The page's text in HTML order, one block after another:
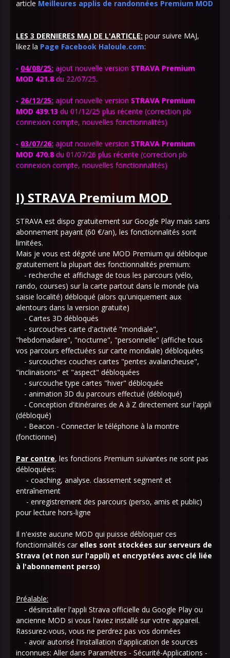
article Meilleures applis de randonnées Premium MOD
LES 3 DERNIERES MAJ DE L'ARTICLE: pour suivre MAJ,
likez la Page Facebook Haloule.com:
- 04/08/25: ajout nouvelle version STRAVA Premium
MOD 421.8 du 22/07/25.
- 26/12/25: ajout nouvelle version STRAVA Premium
MOD 439.13 du 01/12/25 plus récente (correction pb
connexion compte, nouvelles fonctionnalités)
- 03/07/26: ajout nouvelle version STRAVA Premium
MOD 470.8 du 01/07/26 plus récente (correction pb
connexion compte, nouvelles fonctionnalités)
I) STRAVA Premium MOD
STRAVA est dispo gratuitement sur Google Play mais sans
abonnement payant (60 €/an), les fonctionnalités sont
limitées.
Mais je vous est dégoté une MOD Premium qui débloque
gratuitement la plupart des fonctionnalités premium:
- recherche et affichage de tous les parcours (vélo,
rando, courses) sur la carte partout dans le monde (via
saisie localité) débloqué (alors qu'uniquement aux
alentours dans la version gratuite)
- Cartes 3D débloqués
- surcouches carte d'activité "mondiale",
"hebdomadaire", "nocturne", "personnelle" (affiche tous
vos parcours effectuées sur carte mondiale) débloquées
- surcouches couches cartes "pentes avalancheuse",
"inclinaisons" et "aspect" débloquées
- surcouche type cartes "hiver" débloquée
- animation 3D du parcours effectué (débloqué)
- Conception d'itinéraires de A à Z directement sur l'appli
(débloqué)
- Beacon - Connecter le téléphone à la montre
(fonctionne)
Par contre, les fonctions Premium suivantes ne sont pas
débloquées:
- coaching, analyse. classement segment et
entraînement
- enregistrement des parcours (perso, amis et public)
pour lecture hors-ligne
Il n'existe aucune MOD qui puisse débloquer ces
fonctionnalités car elles sont stockées sur serveurs de
Strava (et non sur l'appli) et encryptées avec clé liée
à l'abonnement perso)
Préalable:
- désinstaller l'appli Strava officielle du Google Play ou
ancienne MOD si vous l'aviez installé sur votre appareil.
Rassurez-vous, vous ne perdrez pas vos données
- avoir autorisé l'installation d'application de sources
inconnues: Aller dans Paramètres - Sécurité-Applications -